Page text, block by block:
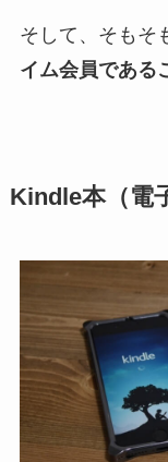
そして、そもそ
イム会員である
Kindle本（電